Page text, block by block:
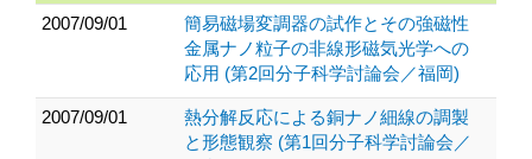
2007/09/01
簡易磁場変調器の試作とその強磁性
金属ナノ粒子の非線形磁気光学への
応用 (第2回分子科学討論会／福岡)
2007/09/01
熱分解反応による銅ナノ細線の調製
と形態観察 (第1回分子科学討論会／